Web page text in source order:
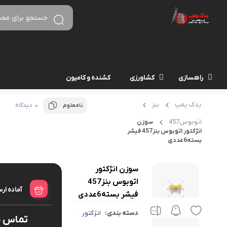
راهسازی کشاورزی کشنده و کامیون
یدک پمپ
بنز
اتوبوس457
سوزن
انژکتور اتوبوس بنز457 فیشر
بسته6عددی
نامعلوم 0 دیدگاه
سوزن انژکتور
اتوبوس بنز457
فیشر بسته6عددی
دسته بندی: انژکتور ،
آماده
تماس